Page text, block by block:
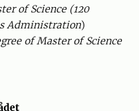
of Science (120
Administration)
of Master of Science